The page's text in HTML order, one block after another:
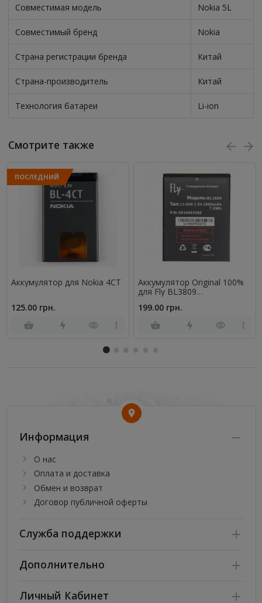
Совместимая модель Nokia 5L
Совместимый бренд Nokia
Страна регистрации бренда Китай
Страна-производитель Китай
Технология батареи Li-ion
Смотрите также
ПОСЛЕДНИЙ
Аккумулятор для Nokia 4CT
125.00 грн.
Аккумулятор Original 100%
для Fly BL3809
199.00 грн.
Информация
О нас
Оплата и доставка
Обмен и возврат
Договор публичной оферты
Служба поддержки
Дополнительно
Личный Кабинет